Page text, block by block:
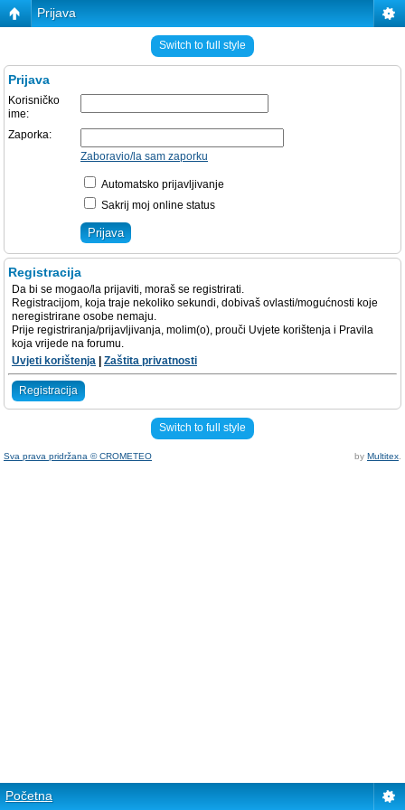
Prijava
Switch to full style
Prijava
Korisničko
ime:
Zaporka:
Zaboravio/la sam zaporku
Automatsko prijavljivanje
Sakrij moj online status
Registracija
Da bi se mogao/la prijaviti, moraš se registrirati.
Registracijom, koja traje nekoliko sekundi, dobivaš ovlasti/mogućnosti koje
neregistrirane osobe nemaju.
Prije registriranja/prijavljivanja, molim(o), prouči Uvjete korištenja i Pravila
koja vrijede na forumu.
Uvjeti korištenja
Zaštita privatnosti
Registracija
Switch to full style
Sva prava pridržana © CROMETEO by Multitex
Početna